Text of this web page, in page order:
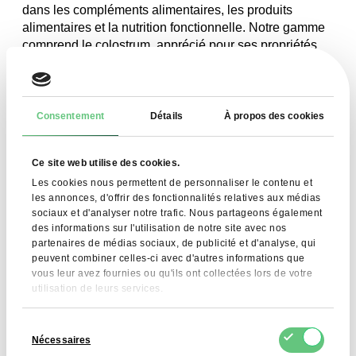
Consentement Détails À propos des cookies
Ce site web utilise des cookies.
Les cookies nous permettent de personnaliser le contenu et
les annonces, d'offrir des fonctionnalités relatives aux médias
sociaux et d'analyser notre trafic. Nous partageons également
des informations sur l'utilisation de notre site avec nos
partenaires de médias sociaux, de publicité et d'analyse, qui
peuvent combiner celles-ci avec d'autres informations que
vous leur avez fournies ou qu'ils ont collectées lors de votre
utilisation de leurs services.
duNécessaires
dans les compléments alimentaires, les produits
alimentaires et la nutrition fonctionnelle. Notre gamme
comprend le colostrum, apprécié pour ses propriétés
lactosérum 65 à haute teneur en matières grasses
concentré de protéines de lactosérum avec un profil de
matières grasses unique, idéal pour les suppléments et
les barres protéinées ; ainsi que le
très pure avec une teneur élevée en protéines, utilisée
dans les aliments à haute teneur en protéines et la
nutrition haut de gamme. Nos concentrés de lait et nos
poudres protéiques se distinguent par leur excellente
solubilité, leur stabilité et leurs performances
technologiques, ce qui en fait des composants fiables
dans la production moderne d'aliments et de
compléments alimentaires.